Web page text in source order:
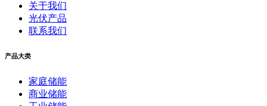
关于我们
光伏产品
联系我们
产品大类
家庭储能
商业储能